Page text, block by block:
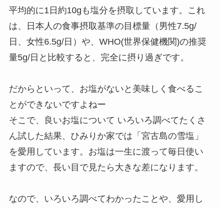
平均的に1日約10gも塩分を摂取しています。これ
は、日本人の食事摂取基準の目標量（男性7.5g/
日、女性6.5g/日）や、WHO(世界保健機関)の推奨
量5g/日と比較すると、完全に摂り過ぎです。
だからといって、お塩がないと美味しく食べるこ
とができないですよねー
そこで、良いお塩について いろいろ調べてたくさ
ん試した結果、ひみりか家では「宮古島の雪塩」
を愛用しています。お塩は一生に渡って毎日使い
ますので、長い目で見たら大きな差になります。
なので、いろいろ調べてわかったことや、愛用し